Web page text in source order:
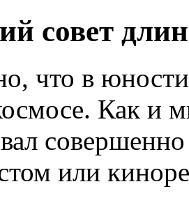
совет
что в
Как и
или